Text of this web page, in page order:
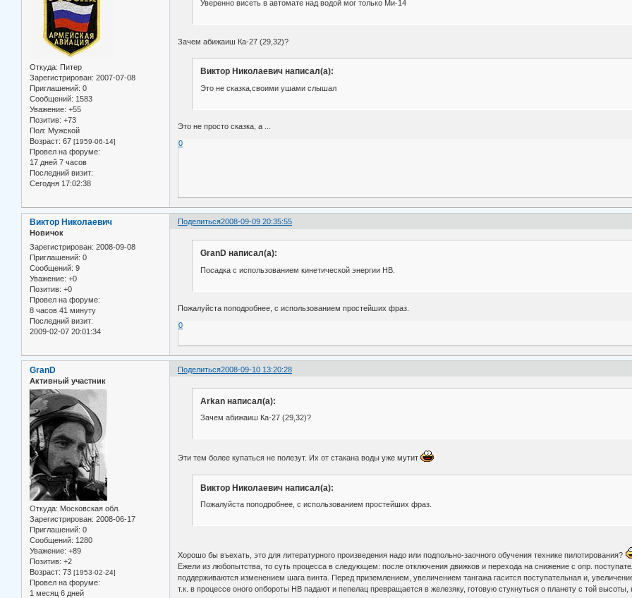
Откуда: Питер
Зарегистрирован: 2007-07-08
Приглашений: 0
Сообщений: 1583
Уважение: +55
Позитив: +73
Пол: Мужской
Возраст: 67 [1959-06-14]
Провел на форуме:
17 дней 7 часов
Последний визит:
Сегодня 17:02:38
Уверенно висеть в автомате над водой мог только Ми-14
Зачем абижаиш Ка-27 (29,32)?
Виктор Николаевич написал(а):
Это не сказка,своими ушами слышал
Это не просто сказка, а ...
0
Поделиться2008-09-09 20:35:55
Виктор Николаевич
Новичок
Зарегистрирован: 2008-09-08
Приглашений: 0
Сообщений: 9
Уважение: +0
Позитив: +0
Провел на форуме:
8 часов 41 минуту
Последний визит:
2009-02-07 20:01:34
GranD написал(а):
Посадка с использованием кинетической энергии НВ.
Пожалуйста поподробнее, с использованием простейших фраз.
0
Поделиться2008-09-10 13:20:28
GranD
Активный участник
Откуда: Московская обл.
Зарегистрирован: 2008-06-17
Приглашений: 0
Сообщений: 1280
Уважение: +89
Позитив: +2
Возраст: 73 [1953-02-24]
Провел на форуме:
1 месяц 6 дней
Arkan написал(а):
Зачем абижаиш Ка-27 (29,32)?
Эти тем более купаться не полезут. Их от стакана воды уже мутит
Виктор Николаевич написал(а):
Пожалуйста поподробнее, с использованием простейших фраз.
Хорошо бы въехать, это для литературного произведения надо или подпольно-заочного обучения технике пилотирования?
Ежели из любопытства, то суть процесса в следующем: после отключения движков и перехода на снижение с опр.
поддерживаются изменением шага винта. Перед приземлением, увеличением тангажа гасится поступательная и,
т.к. в процессе оного опбороты НВ падают и пепелац превращается в железяку, готовую стукнуться о планету с той высоты,